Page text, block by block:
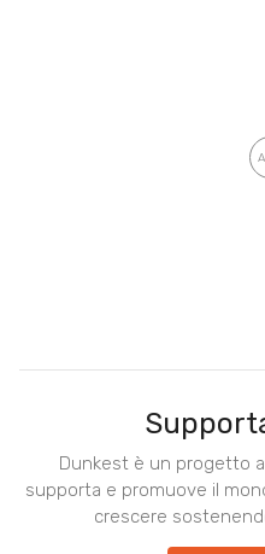
Dunkest è un progetto
supporta e promuove il
crescere